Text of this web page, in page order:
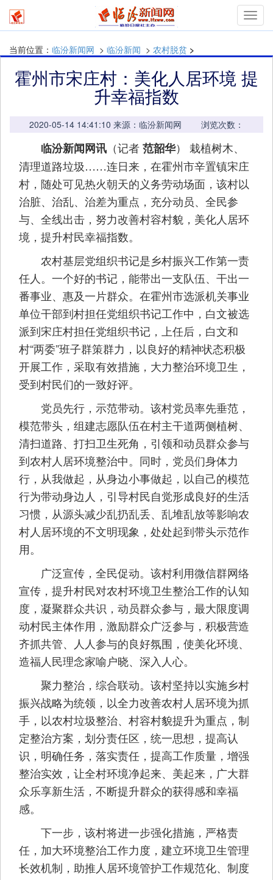
当前位置： 临汾新闻网 > 临汾新闻 > 农村脱贫 >
霍州市宋庄村：美化人居环境 提
升幸福指数
2020-05-14 14:41:10 来源：临汾新闻网 浏览次数：
临汾新闻网讯 （记者范韶华） 栽植树木、
清理道路垃圾……连日来，在霍州市辛置镇宋庄
村，随处可见热火朝天的义务劳动场面，该村以
治脏、治乱、治差为重点，充分动员、全民参
与、全线出击，努力改善村容村貌，美化人居环
境，提升村民幸福指数。
农村基层党组织书记是乡村振兴工作第一责
任人。一个好的书记，能带出一支队伍、干出一
番事业、惠及一片群众。在霍州市选派机关事业
单位干部到村担任党组织书记工作中，白文被选
派到宋庄村担任党组织书记，上任后，白文和
村“两委”班子群策群力，以良好的精神状态积极
开展工作，采取有效措施，大力整治环境卫生，
受到村民们的一致好评。
党员先行，示范带动。该村党员率先垂范，
模范带头，组建志愿队伍在村主干道两侧植树、
清扫道路、打扫卫生死角，引领和动员群众参与
到农村人居环境整治中。同时，党员们身体力
行，从我做起，从身边小事做起，以自己的模范
行为带动身边人，引导村民自觉形成良好的生活
习惯，从源头减少乱扔乱丢、乱堆乱放等影响农
村人居环境的不文明现象，处处起到带头示范作
用。
广泛宣传，全民促动。该村利用微信群网络
宣传，提升村民对农村环境卫生整治工作的认知
度，凝聚群众共识，动员群众参与，最大限度调
动村民主体作用，激励群众广泛参与，积极营造
齐抓共管、人人参与的良好氛围，使美化环境、
造福人民理念家喻户晓、深入人心。
聚力整治，综合联动。该村坚持以实施乡村
振兴战略为统领，以全力改善农村人居环境为抓
手，以农村垃圾整治、村容村貌提升为重点，制
定整治方案，划分责任区，统一思想，提高认
识，明确任务，落实责任，提高工作质量，增强
整治实效，让全村环境净起来、美起来，广大群
众乐享新生活，不断提升群众的获得感和幸福
感。
下一步，该村将进一步强化措施，严格责
任，加大环境整治工作力度，建立环境卫生管理
长效机制，助推人居环境管护工作规范化、制度